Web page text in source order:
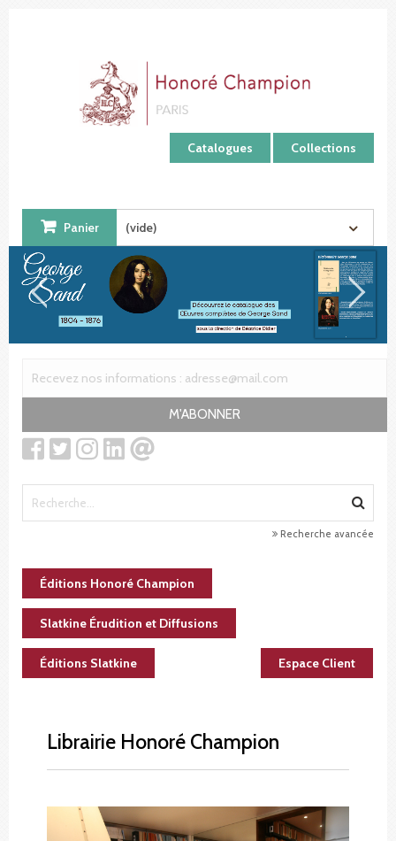
Catalogues Collections
Panier (vide)
M'ABONNER
Recherche avancée
Éditions Honoré Champion
Slatkine Érudition et Diffusions
Éditions Slatkine Espace Client
Librairie Honoré Champion